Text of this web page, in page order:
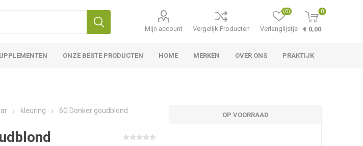
Mijn account Vergelijk Producten Verlanglijstje
(0) 0
€ 0,00
ONZE BESTE PRODUCTEN HOME MERKEN OVER ONS PRAKTIJK
kleuring 6G Donker goudblond
OP VOORRAAD